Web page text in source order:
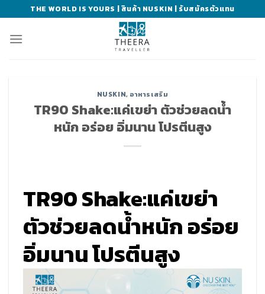
to
content
THE WORLD IS YOURS | สินค้า NUSKIN | รับสมัครตัวแทน
NUSKIN, อาหารเสริม
TR90 Shake:แค่เขย่า ตัวช่วยลดน้ำ
หนัก อร่อย อิ่มนาน โปรตีนสูง
TR90 Shake:แค่เขย่า
ตัวช่วยลดน้ำหนัก อร่อย
อิ่มนาน โปรตีนสูง